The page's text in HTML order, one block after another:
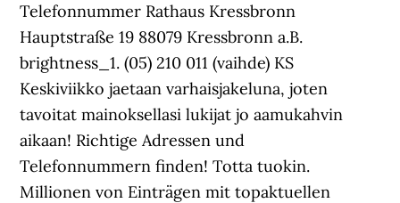
Telefonnummer Rathaus Kressbronn
Hauptstraße 19 88079 Kressbronn a.B.
brightness_1. (05) 210 011 (vaihde) KS
Keskiviikko jaetaan varhaisjakeluna, joten
tavoitat mainoksellasi lukijat jo aamukahvin
aikaan! Richtige Adressen und
Telefonnummern finden! Totta tuokin.
Millionen von Einträgen mit topaktuellen